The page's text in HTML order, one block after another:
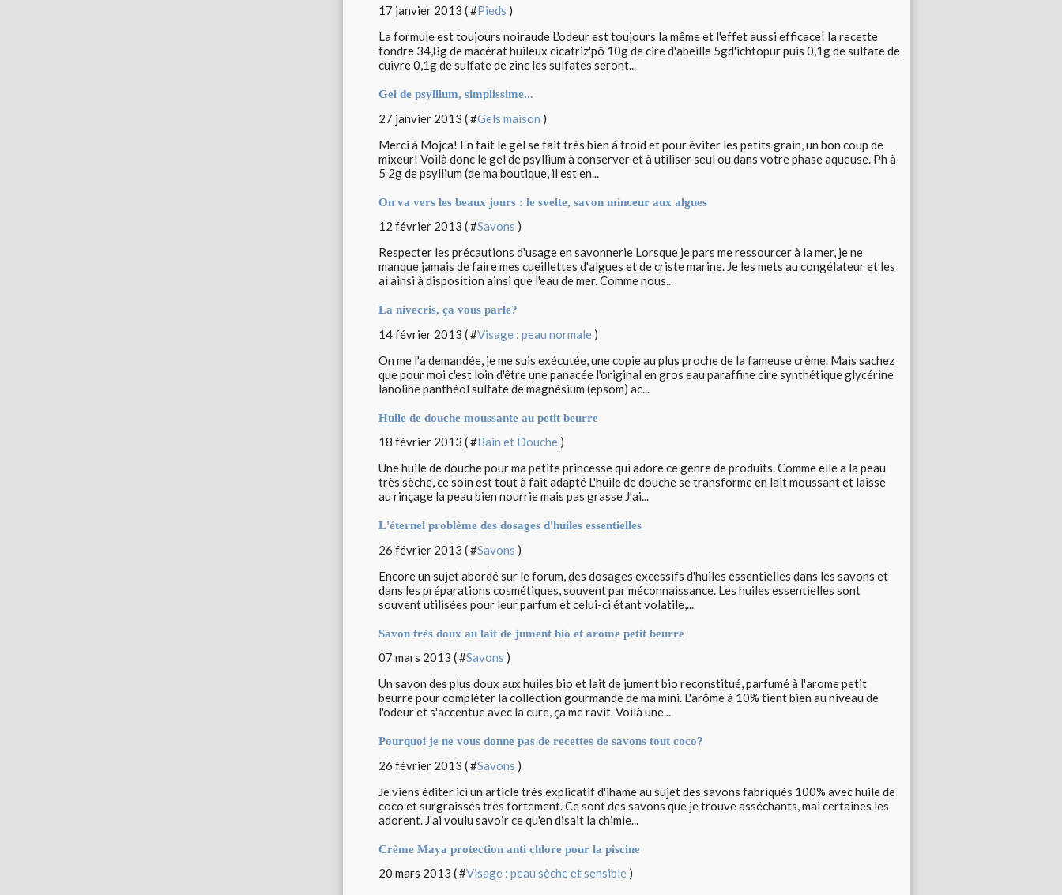
17 janvier 2013 ( #Pieds )
La formule est toujours noiraude L'odeur est toujours la même et l'effet aussi efficace! la recette
fondre 34,8g de macérat huileux cicatriz'pô 10g de cire d'abeille 5gd'ichtopur puis 0,1g de sulfate de
cuivre 0,1g de sulfate de zinc les sulfates seront...
Gel de psyllium, simplissime...
27 janvier 2013 ( #Gels maison )
Merci à Mojca! En fait le gel se fait très bien à froid et pour éviter les petits grain, un bon coup de
mixeur! Voilà donc le gel de psyllium à conserver et à utiliser seul ou dans votre phase aqueuse. Ph à
5 2g de psyllium (de ma boutique, il est en...
On va vers les beaux jours : le svelte, savon minceur aux algues
12 février 2013 ( #Savons )
Respecter les précautions d'usage en savonnerie Lorsque je pars me ressourcer à la mer, je ne
manque jamais de faire mes cueillettes d'algues et de criste marine. Je les mets au congélateur et les
ai ainsi à disposition ainsi que l'eau de mer. Comme nous...
La nivecris, ça vous parle?
14 février 2013 ( #Visage : peau normale )
On me l'a demandée, je me suis exécutée, une copie au plus proche de la fameuse crème. Mais sachez
que pour moi c'est loin d'être une panacée l'original en gros eau paraffine cire synthétique glycérine
lanoline panthéol sulfate de magnésium (epsom) ac...
Huile de douche moussante au petit beurre
18 février 2013 ( #Bain et Douche )
Une huile de douche pour ma petite princesse qui adore ce genre de produits. Comme elle a la peau
très sèche, ce soin est tout à fait adapté L'huile de douche se transforme en lait moussant et laisse
au rinçage la peau bien nourrie mais pas grasse J'ai...
L'éternel problème des dosages d'huiles essentielles
26 février 2013 ( #Savons )
Encore un sujet abordé sur le forum, des dosages excessifs d'huiles essentielles dans les savons et
dans les préparations cosmétiques, souvent par méconnaissance. Les huiles essentielles sont
souvent utilisées pour leur parfum et celui-ci étant volatile,...
Savon très doux au lait de jument bio et arome petit beurre
07 mars 2013 ( #Savons )
Un savon des plus doux aux huiles bio et lait de jument bio reconstitué, parfumé à l'arome petit
beurre pour compléter la collection gourmande de ma mini. L'arôme à 10% tient bien au niveau de
l'odeur et s'accentue avec la cure, ça me ravit. Voilà une...
Pourquoi je ne vous donne pas de recettes de savons tout coco?
26 février 2013 ( #Savons )
Je viens éditer ici un article très explicatif d'ihame au sujet des savons fabriqués 100% avec huile de
coco et surgraissés très fortement. Ce sont des savons que je trouve asséchants, mai certaines les
adorent. J'ai voulu savoir ce qu'en disait la chimie...
Crème Maya protection anti chlore pour la piscine
20 mars 2013 ( #Visage : peau sèche et sensible )